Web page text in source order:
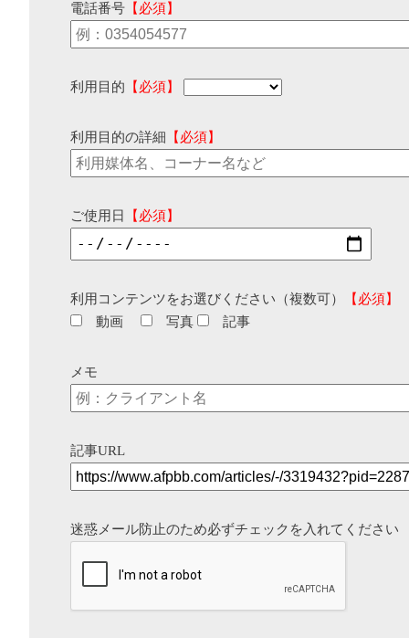
電話番号 【必須】
利用目的 【必須】
利用目的の詳細 【必須】
ご使用日 【必須】
利用コンテンツをお選びください（複数可）
【必須】
動画
写真 記事
メモ
記事URL
迷惑メール防止のため必ずチェックを入れてください